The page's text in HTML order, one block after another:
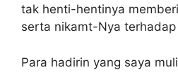
tak henti-hentinya
serta nikamt-Nya
Para hadirin yang saya